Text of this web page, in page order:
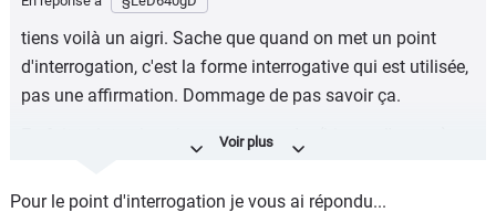
tiens voilà un aigri. Sache que quand on met un point
d'interrogation, c'est la forme interrogative qui est utilisée,
pas une affirmation. Dommage de pas savoir ça.
En fait tu interviens juste pour mordre (bien vu l'avatar).
Pour le point d'interrogation je vous ai répondu...